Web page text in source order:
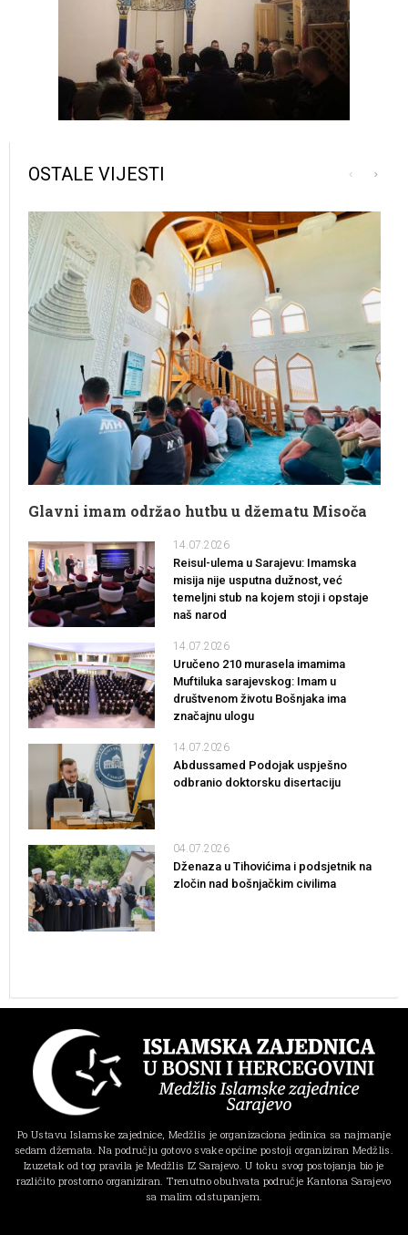
OSTALE VIJESTI
Glavni imam održao hutbu u džematu Misoča
14.07.2026
Reisul-ulema u Sarajevu: Imamska
misija nije usputna dužnost, već
temeljni stub na kojem stoji i opstaje
naš narod
14.07.2026
Uručeno 210 murasela imamima
Muftiluka sarajevskog: Imam u
društvenom životu Bošnjaka ima
značajnu ulogu
14.07.2026
Abdussamed Podojak uspješno
odbranio doktorsku disertaciju
04.07.2026
Dženaza u Tihovićima i podsjetnik na
zločin nad bošnjačkim civilima
Po Ustavu Islamske zajednice, Medžlis je organizaciona jedinica sa najmanje
sedam džemata. Na području gotovo svake općine postoji organiziran Medžlis.
Izuzetak od tog pravila je Medžlis IZ Sarajevo. U toku svog postojanja bio je
različito prostorno organiziran. Trenutno obuhvata područje Kantona Sarajevo
sa malim odstupanjem.